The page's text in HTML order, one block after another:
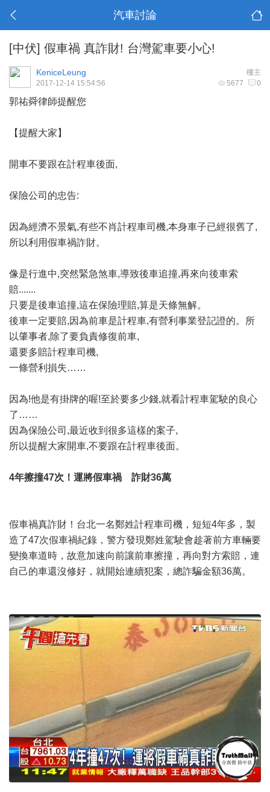
汽車討論
[中伏] 假車禍 真詐財! 台灣駕車要小心!
樓主
KeniceLeung
5677 0
2017-12-14 15:54:56
郭祐舜律師提醒您
【提醒大家】
開車不要跟在計程車後面,
保險公司的忠告:
因為經濟不景氣,有些不肖計程車司機,本身車子已經很舊了,
所以利用假車禍詐財。
像是行進中,突然緊急煞車,導致後車追撞,再來向後車索
賠.......
只要是後車追撞,這在保險理賠,算是天條無解。
後車一定要賠,因為前車是計程車,有營利事業登記證的。所
以肇事者,除了要負責修復前車,
還要多賠計程車司機,
一條營利損失……
因為!他是有掛牌的喔!至於要多少錢,就看計程車駕駛的良心
了……
因為保險公司,最近收到很多這樣的案子,
所以提醒大家開車,不要跟在計程車後面。
4年擦撞47次！運將假車禍 詐財36萬
假車禍真詐財！台北一名鄭姓計程車司機，短短4年多，製
造了47次假車禍紀錄，警方發現鄭姓駕駛會趁著前方車輛要
變換車道時，故意加速向前讓前車擦撞，再向對方索賠，連
自己的車還沒修好，就開始連續犯案，總詐騙金額36萬。